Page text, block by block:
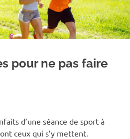
pour ne pas faire
d’une séance de sport à
ceux qui s’y mettent.